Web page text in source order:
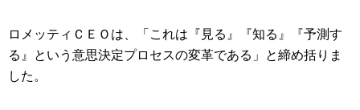
ロメッティＣＥＯは、「これは『見る』『知る』『予測す
る』という意思決定プロセスの変革である」と締め括りま
した。